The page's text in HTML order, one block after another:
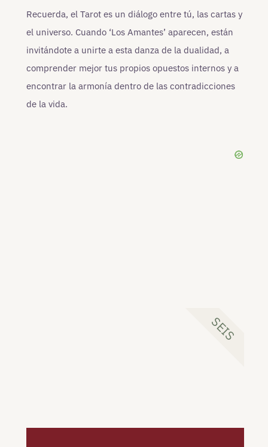
Recuerda, el Tarot es un diálogo entre tú, las cartas y
el universo. Cuando ‘Los Amantes’ aparecen, están
invitándote a unirte a esta danza de la dualidad, a
comprender mejor tus propios opuestos internos y a
encontrar la armonía dentro de las contradicciones
de la vida.
SEIS